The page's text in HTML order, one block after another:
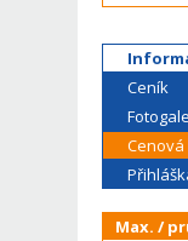
Ceník
Max. /